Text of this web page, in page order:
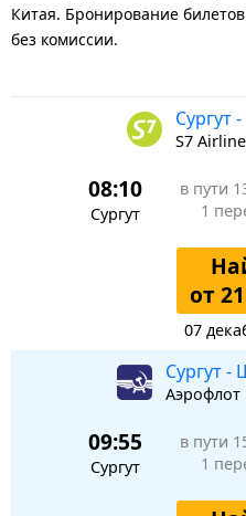
Китая. Бронирование
без комиссии.
Сургут
S7
08:10
Сургут
в пути
1
от
07
Сургут -
Аэрофлот
09:55
Сургут
в пути
1